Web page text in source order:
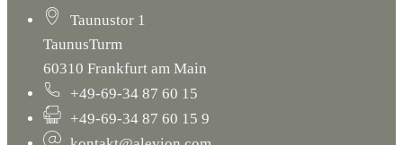
Taunustor 1
TaunusTurm
60310 Frankfurt am Main
+49-69-34 87 60 15
+49-69-34 87 60 15 9